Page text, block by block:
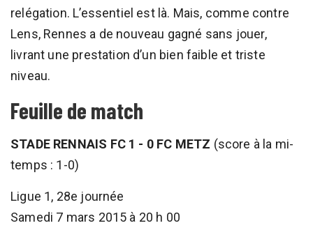
relégation. L’essentiel est là. Mais, comme contre
Lens, Rennes a de nouveau gagné sans jouer,
livrant une prestation d’un bien faible et triste
niveau.
Feuille de match
STADE RENNAIS FC 1 - 0 FC METZ (score à la mi-
temps : 1-0)
Ligue 1, 28e journée
Samedi 7 mars 2015 à 20 h 00